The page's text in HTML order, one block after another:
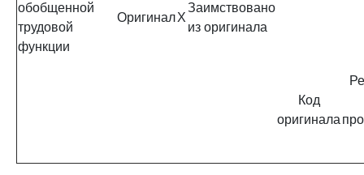
обобщенной
трудовой
функции
ОригиналX
Заимствовано
из оригинала
Код
оригинала